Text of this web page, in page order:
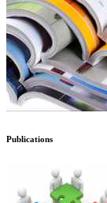
Publications